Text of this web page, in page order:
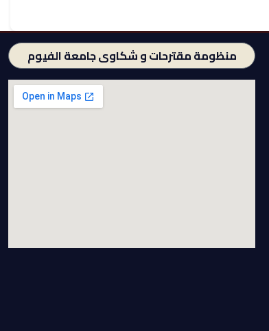
منظومة مقترحات و شكاوى جامعة الفيوم